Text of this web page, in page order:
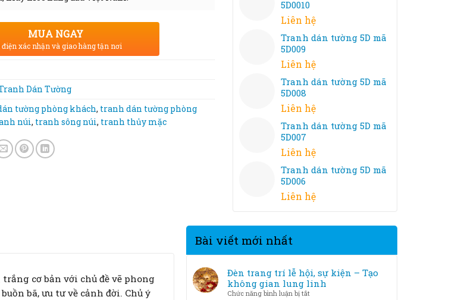
MUA NGAY
điện xác nhận và giao hàng tận nơi
Dán Tường
tường phòng khách, tranh dán tường phòng
núi, tranh sông núi, tranh thủy mặc
5D0010
Liên hệ
Tranh dán tường 5D mã
5D009
Liên hệ
Tranh dán tường 5D mã
5D008
Liên hệ
Tranh dán tường 5D mã
5D007
Liên hệ
Tranh dán tường 5D mã
5D006
Liên hệ
cơ bản với chủ đề vẽ phong
bã, ưu tư về cảnh đời. Chủ ý
Bài viết mới nhất
Đèn trang trí lễ hội, sự kiện – Tạo
không gian lung linh
Chức năng bình luận bị tắtở